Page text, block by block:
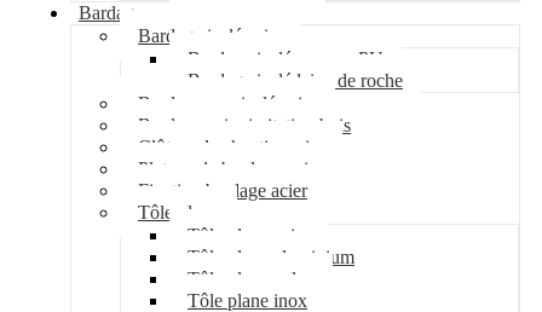
Bardage
Bardage isolé acier
Bardage isolé mousse PU
Bardage isolé laine de roche
Bardage non isolé acier
Bardage acier imitation bois
Clôture de chantier acier
Plateau de bardage acier
Fixation bardage acier
Tôle plane
Tôle plane acier
Tôle plane aluminium
Tôle plane galva
Tôle plane inox